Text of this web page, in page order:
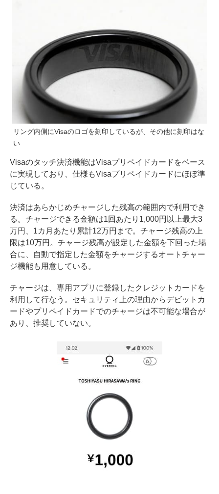
リング内側にVisaのロゴを刻印しているが、その他に刻印はな
い
Visaのタッチ決済機能はVisaプリペイドカードをベース
に実現しており、仕様もVisaプリペイドカードにほぼ準
じている。
決済はあらかじめチャージした残高の範囲内で利用でき
る。チャージできる金額は1回あたり1,000円以上最大3
万円、1カ月あたり累計12万円まで。チャージ残高の上
限は10万円。チャージ残高が設定した金額を下回った場
合に、自動で指定した金額をチャージするオートチャー
ジ機能も用意している。
チャージは、専用アプリに登録したクレジットカードを
利用して行なう。セキュリティ上の理由からデビットカ
ードやプリペイドカードでのチャージは不可能な場合が
あり、推奨していない。